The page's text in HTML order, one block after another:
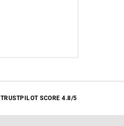
TRUSTPILOT SCORE 4.8/5